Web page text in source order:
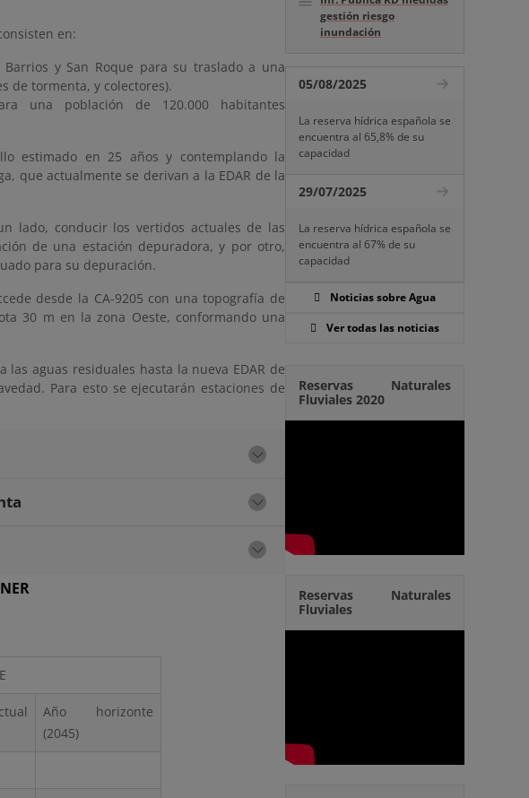
en:
y San Roque para su traslado a una
de tormenta, y colectores).
una población de 120.000 habitantes
estimado en 25 años y contemplando la
que actualmente se derivan a la EDAR de la
lado, conducir los vertidos actuales de las
de una estación depuradora, y por otro,
para su depuración.
desde la CA-9205 con una topografía de
30 m en la zona Oeste, conformando una
aguas residuales hasta la nueva EDAR de
Para esto se ejecutarán estaciones de
Año horizonte
(2045)
gestión riesgo
inundación
05/08/2025
La reserva hídrica española se
encuentra al 65,8% de su
capacidad
29/07/2025
La reserva hídrica española se
encuentra al 67% de su
capacidad
Noticias sobre Agua
Ver todas las noticias
Reservas Naturales
Fluviales 2020
Reservas Naturales
Fluviales